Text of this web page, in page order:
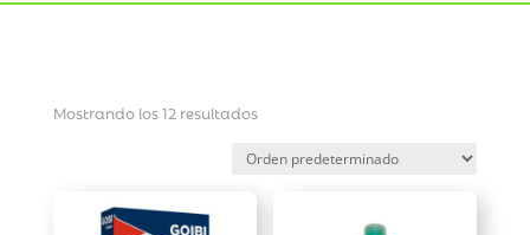
Mostrando los 12 resultados